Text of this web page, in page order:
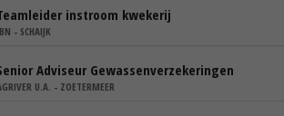
instroom kwekerij
- SCHAIJK
Adviseur Gewassenverzekeringen
U.A. - ZOETERMEER